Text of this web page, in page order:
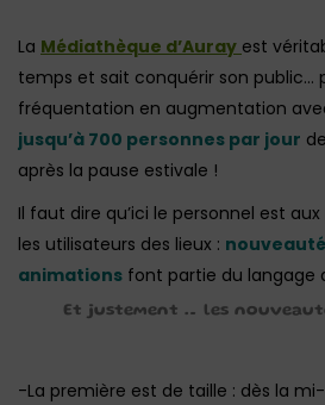
La Médiathèque d’Auray est
temps et sait conquérir son public…
fréquentation en augmentation
jusqu’à 700 personnes par jour
après la pause estivale !
Il faut dire qu’ici le personnel est
les utilisateurs des lieux :
animations font partie du langage
Et justement … les
-La première est de taille : dès la